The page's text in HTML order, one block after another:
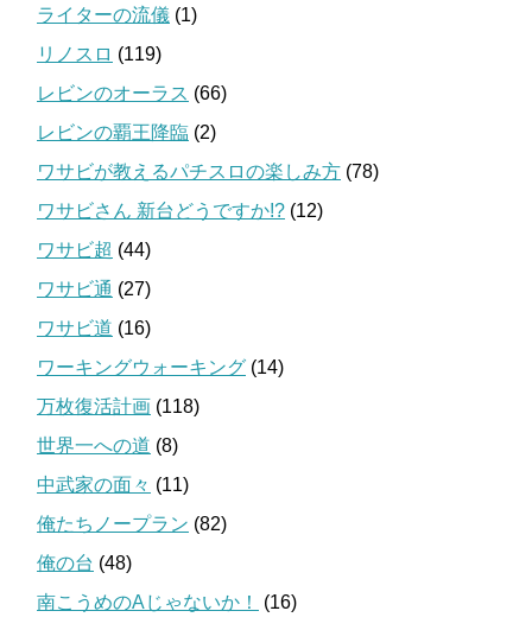
ライターの流儀 (1)
リノスロ (119)
レビンのオーラス (66)
レビンの覇王降臨 (2)
ワサビが教えるパチスロの楽しみ方 (78)
ワサビさん 新台どうですか!? (12)
ワサビ超 (44)
ワサビ通 (27)
ワサビ道 (16)
ワーキングウォーキング (14)
万枚復活計画 (118)
世界一への道 (8)
中武家の面々 (11)
俺たちノープラン (82)
俺の台 (48)
南こうめのAじゃないか！
(16)